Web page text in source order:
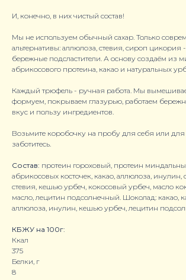
И, конечно, в них чистый состав!
Мы не используем обычный сахар. Только
альтернативы: аллюлоза, стевия, сироп цикория
бережные подсластители. А основу создаём из
абрикосового протеина, какао и натуральных
Каждый трюфель - ручная работа. Мы
формуем, покрываем глазурью, работаем
вкус и пользу ингредиентов.
Возьмите коробочку на пробу для себя или для
заботитесь.
Состав: протеин гороховый, протеин
абрикосовых косточек, какао, аллюлоза,
стевия, кешью урбеч, кокосовый урбеч, масло
масло, лецитин подсолнечный. Шоколад: какао,
аллюлоза, инулин, кешью урбеч, лецитин
КБЖУ на 100г:
‍Ккал
375
‍Белки, г
8